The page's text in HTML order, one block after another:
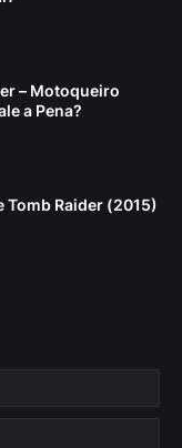
– Motoqueiro
a Pena?
Tomb Raider (2015)